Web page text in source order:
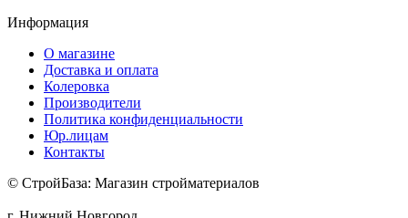
Информация
О магазине
Доставка и оплата
Колеровка
Производители
Политика конфиденциальности
Юр.лицам
Контакты
© СтройБаза: Магазин стройматериалов